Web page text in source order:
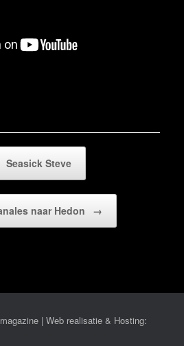
Seasick Steve
naar Hedon →
| Web realisatie & Hosting: